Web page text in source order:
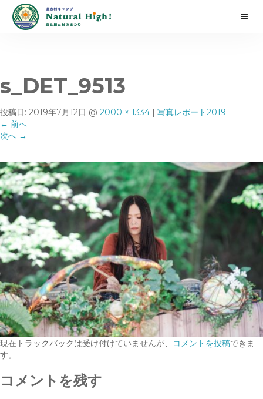
s_DET_9513
投稿日: 2019年7月12日 @ 2000 × 1334 | 写真レポート2019
← 前へ
次へ →
現在トラックバックは受け付けていませんが、 コメントを投稿できま
す。
コメントを残す